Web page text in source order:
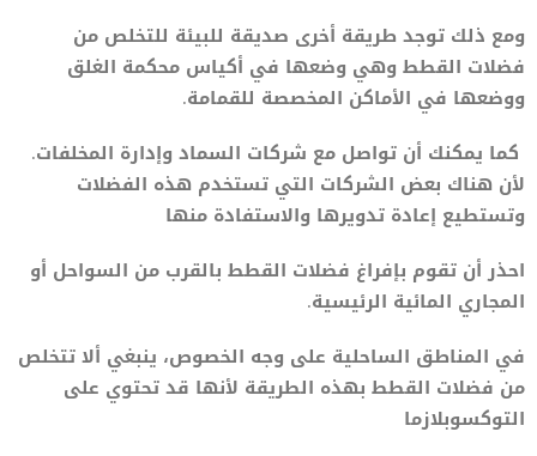
ومع ذلك توجد طريقة أخرى صديقة للبيئة للتخلص من
فضلات القطط وهي وضعها في أكياس محكمة الغلق
ووضعها في الأماكن المخصصة للقمامة.
كما يمكنك أن تواصل مع شركات السماد وإدارة المخلفات.
لأن هناك بعض الشركات التي تستخدم هذه الفضلات
وتستطيع إعادة تدويرها والاستفادة منها
احذر أن تقوم بإفراغ فضلات القطط بالقرب من السواحل أو
المجاري المائية الرئيسية.
في المناطق الساحلية على وجه الخصوص، ينبغي ألا تتخلص
من فضلات القطط بهذه الطريقة لأنها قد تحتوي على
التوكسوبلازما